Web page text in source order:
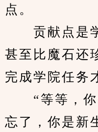
点。
贡献点是学
甚至比魔石还
完成学院任务
“等等，你
忘了，你是新